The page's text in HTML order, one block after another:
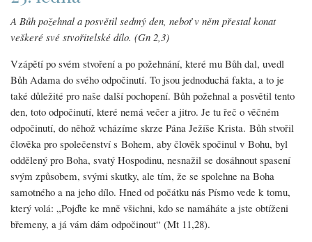
A Bůh požehnal a posvětil sedmý den, neboť v něm přestal konat
veškeré své stvořitelské dílo. (Gn 2,3)
Vzápětí po svém stvoření a po požehnání, které mu Bůh dal, uvedl
Bůh Adama do svého odpočinutí. To jsou jednoduchá fakta, a to je
také důležité pro naše další pochopení. Bůh požehnal a posvětil tento
den, toto odpočinutí, které nemá večer a jitro. Je tu řeč o věčném
odpočinutí, do něhož vcházíme skrze Pána Ježíše Krista. Bůh stvořil
člověka pro společenství s Bohem, aby člověk spočinul v Bohu, byl
oddělený pro Boha, svatý Hospodinu, nesnažil se dosáhnout spasení
svým způsobem, svými skutky, ale tím, že se spolehne na Boha
samotného a na jeho dílo. Hned od počátku nás Písmo vede k tomu,
který volá: „Pojďte ke mně všichni, kdo se namáháte a jste obtíženi
břemeny, a já vám dám odpočinout“ (Mt 11,28).